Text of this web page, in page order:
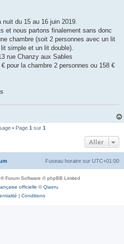
du 15 au 16 juin 2019.
et nous partons finalement sans donc
chambre (soit 2 personnes avec un lit
simple et un lit double).
rue Chanzy aux Sables
pour la chambre 2 personnes ou 158 €
• Page 1 sur 1
Aller
Fuseau horaire sur UTC+01:00
® Forum Software © phpBB Limited
officielle ©Qiaeru
Conditions